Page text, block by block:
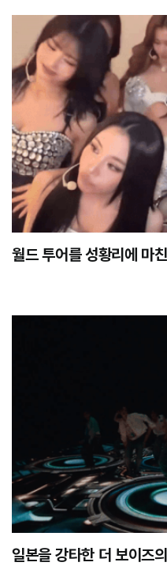
월드 투어를 성황리에 마
일본을 강타한 더 보이즈